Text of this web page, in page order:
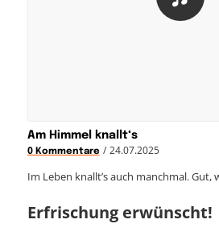
Am Himmel knallt‘s
0 Kommentare / 24.07.2025
Im Leben knallt’s auch manchmal.
Erfrischung erwünscht!